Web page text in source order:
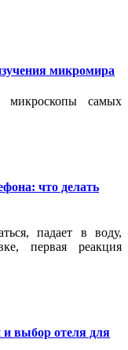
микромира
микроскопы самых
что делать
падает в воду,
первая реакция
выбор отеля для